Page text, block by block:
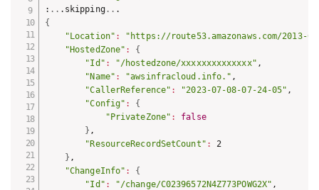
: .. .skipping..
{
"Location" :
"https://route53.amazonaws.com/2013-
"HostedZone" :
{
"Id" : "/hostedzone/xxxxxxxxxxxxxx" ,
"Name" : "awsinfracloud.info." ,
"CallerReference" : "2023-07-08-07-24-05" ,
"Config" :
{
"PrivateZone" :
false
} ,
"ResourceRecordSetCount" :
2
} ,
"ChangeInfo" :
{
"Id" : "/change/C02396572N4Z773POWG2X" ,